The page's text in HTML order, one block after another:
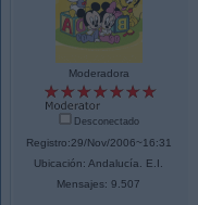
Moderadora
Desconectado
Registro:29/Nov/2006~16:31
Ubicación: Andalucí­a. E.I.
Mensajes: 9.507